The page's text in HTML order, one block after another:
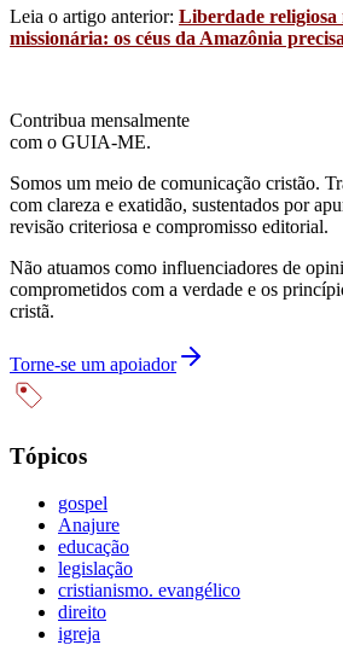
Leia o artigo anterior: Liberdade religiosa
missionária: os céus da Amazônia
Contribua mensalmente
com o GUIA-ME.
Somos um meio de comunicação cristão.
com clareza e exatidão, sustentados por
revisão criteriosa e compromisso editorial.
Não atuamos como influenciadores de
comprometidos com a verdade e os
cristã.
Torne-se um apoiador
Tópicos
gospel
Anajure
educação
legislação
cristianismo. evangélico
direito
igreja